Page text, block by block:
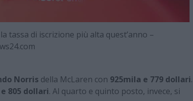
tassa di iscrizione più alta quest’anno –
Norris della McLaren con 925mila e 779 dollari.
805 dollari. Al quarto e quinto posto, invece, si